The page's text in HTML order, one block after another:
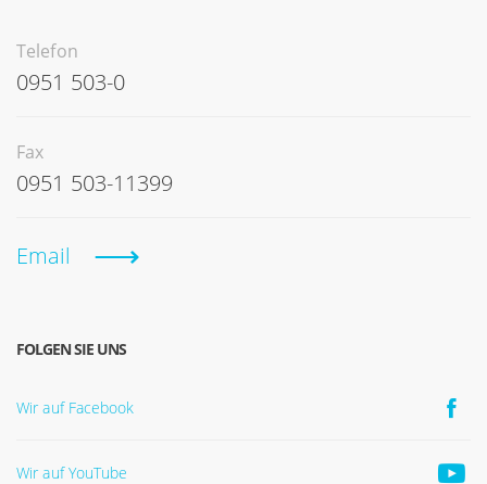
Telefon
0951 503-0
Fax
0951 503-11399
Email
FOLGEN SIE UNS
Wir auf Facebook
Wir auf YouTube